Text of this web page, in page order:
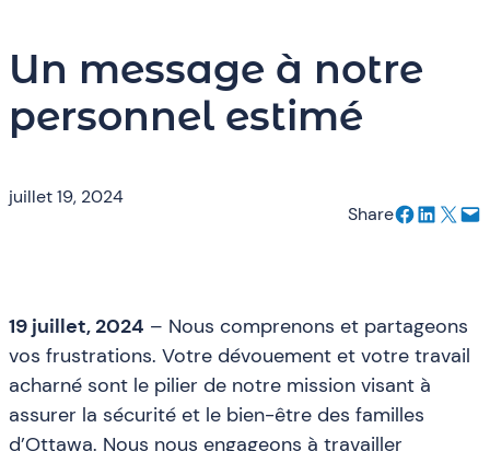
Un message à notre
personnel estimé
juillet 19, 2024
SharePartager sur Facebook Partager sur LinkedIn Envoyer cette page par e-mail
19 juillet, 2024 – Nous comprenons et partageons
vos frustrations. Votre dévouement et votre travail
acharné sont le pilier de notre mission visant à
assurer la sécurité et le bien-être des familles
d’Ottawa. Nous nous engageons à travailler